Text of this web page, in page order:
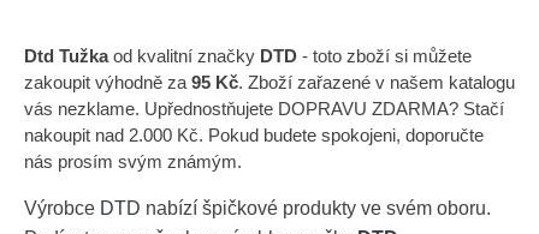
Dtd Tužkaod kvalitní značky DTD - toto zboží si můžete
zakoupit výhodně za 95 Kč. Zboží zařazené v našem katalogu
vás nezklame. Upřednostňujete DOPRAVU ZDARMA? Stačí
nakoupit nad 2.000 Kč. Pokud budete spokojeni, doporučte
nás prosím svým známým.
Výrobce DTD nabízí špičkové produkty ve svém oboru.